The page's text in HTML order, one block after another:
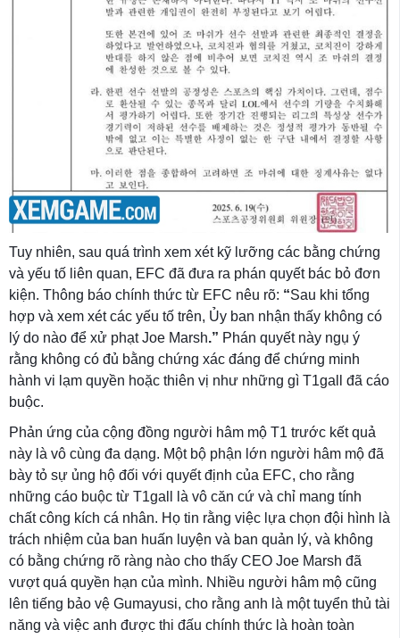
Tuy nhiên, sau quá trình xem xét kỹ lưỡng các bằng chứng
và yếu tố liên quan, EFC đã đưa ra phán quyết bác bỏ đơn
kiện. Thông báo chính thức từ EFC nêu rõ: “Sau khi tổng
hợp và xem xét các yếu tố trên, Ủy ban nhận thấy không có
lý do nào để xử phạt Joe Marsh.” Phán quyết này ngụ ý
rằng không có đủ bằng chứng xác đáng để chứng minh
hành vi lạm quyền hoặc thiên vị như những gì T1gall đã cáo
buộc.
Phản ứng của cộng đồng người hâm mộ T1 trước kết quả
này là vô cùng đa dạng. Một bộ phận lớn người hâm mộ đã
bày tỏ sự ủng hộ đối với quyết định của EFC, cho rằng
những cáo buộc từ T1gall là vô căn cứ và chỉ mang tính
chất công kích cá nhân. Họ tin rằng việc lựa chọn đội hình là
trách nhiệm của ban huấn luyện và ban quản lý, và không
có bằng chứng rõ ràng nào cho thấy CEO Joe Marsh đã
vượt quá quyền hạn của mình. Nhiều người hâm mộ cũng
lên tiếng bảo vệ Gumayusi, cho rằng anh là một tuyển thủ tài
năng và việc anh được thi đấu chính thức là hoàn toàn